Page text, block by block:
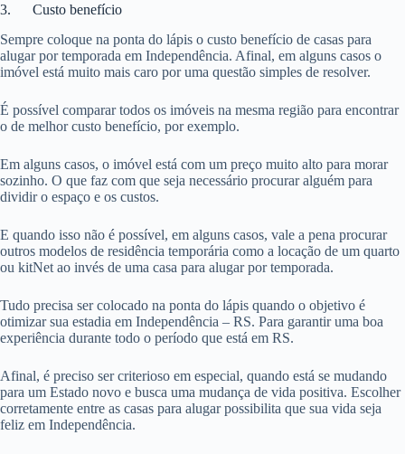
3. Custo benefício
Sempre coloque na ponta do lápis o custo benefício de casas para
alugar por temporada em Independência. Afinal, em alguns casos o
imóvel está muito mais caro por uma questão simples de resolver.
É possível comparar todos os imóveis na mesma região para encontrar
o de melhor custo benefício, por exemplo.
Em alguns casos, o imóvel está com um preço muito alto para morar
sozinho. O que faz com que seja necessário procurar alguém para
dividir o espaço e os custos.
E quando isso não é possível, em alguns casos, vale a pena procurar
outros modelos de residência temporária como a locação de um quarto
ou kitNet ao invés de uma casa para alugar por temporada.
Tudo precisa ser colocado na ponta do lápis quando o objetivo é
otimizar sua estadia em Independência – RS. Para garantir uma boa
experiência durante todo o período que está em RS.
Afinal, é preciso ser criterioso em especial, quando está se mudando
para um Estado novo e busca uma mudança de vida positiva. Escolher
corretamente entre as casas para alugar possibilita que sua vida seja
feliz em Independência.